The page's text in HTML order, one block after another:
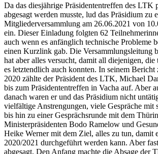
Da das diesjährige Präsidententreffen des LTK
abgesagt werden musste, lud das Präsidium zu
Mitgliederversammlung am 26.06.2021 von
ein. Dieser Einladung folgten 62
auch wenn es anfänglich technische Probleme
einen Kurzlink gab. Die Versammlungsleitung
hat aber alles versucht, damit all diejenigen,
es letztendlich auch konnten. In seinem Bericht
2020 zählte der Präsident des LTK, Michael
bis zum Präsidententreffen in Vacha auf. Aber
danach waren er und das Präsidium nicht
vielfältige Anstrengungen, viele Gespräche mit
bis hin zu einer Gesprächsrunde mit dem
Ministerpräsidenten Bodo Ramelow und
Heike Werner mit dem Ziel, alles zu tun, damit
2020/2021 durchgeführt werden kann. Aber
abgesagt. Den Anfang machte die Absage der